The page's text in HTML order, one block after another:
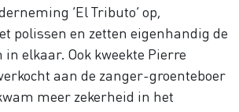
‘El Tributo’ op,
polissen en zetten eigenhandig de
elkaar. Ook kweekte Pierre
aan de zanger-groenteboer
meer zekerheid in het